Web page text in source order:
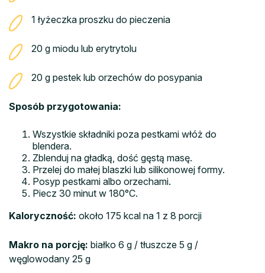
1 łyżeczka proszku do pieczenia
20 g miodu lub erytrytolu
20 g pestek lub orzechów do posypania
Sposób przygotowania:
Wszystkie składniki poza pestkami włóż do
blendera.
Zblenduj na gładką, dość gęstą masę.
Przelej do małej blaszki lub silikonowej formy.
Posyp pestkami albo orzechami.
Piecz 30 minut w 180°C.
Kaloryczność: około 175 kcal na 1 z 8 porcji
Makro na porcję: białko 6 g / tłuszcze 5 g /
węglowodany 25 g